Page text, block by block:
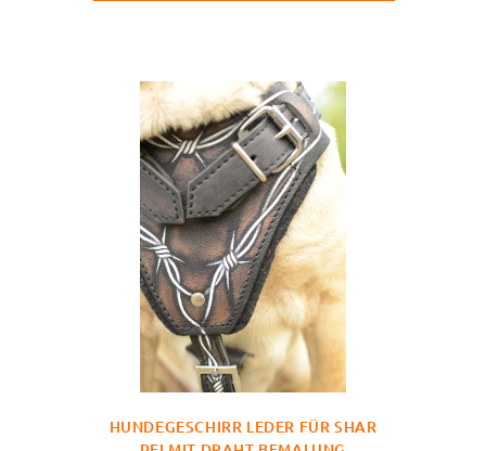
HUNDEGESCHIRR LEDER FÜR SHAR